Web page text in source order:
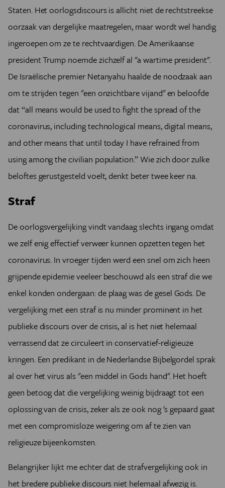
Staten. Het oorlogsdiscours is allicht niet de rechtstreekse
oorzaak van dergelijke maatregelen, maar wordt wel handig
ingeroepen om ze te rechtvaardigen. De Amerikaanse
president Trump noemde zichzelf al "a wartime president".
De Israëlische premier Netanyahu haalde de noodzaak aan
om te strijden tegen "een onzichtbare vijand" en beloofde
dat “all means would be used to fight the spread of the
coronavirus, including technological means, digital means,
and other means that until today I have refrained from
using among the civilian population.” Wie zich door zulke
beloftes gerustgesteld voelt, denkt beter twee keer na.
Straf
De oorlogsvergelijking vindt vandaag slechts ingang omdat
we zelf enig effectief verweer kunnen opzetten tegen het
coronavirus. In vroeger tijden werd een snel om zich heen
grijpende epidemie veeleer beschouwd als een straf die we
enkel konden ondergaan: de plaag was de gesel Gods. De
vergelijking met een straf is nu minder prominent in het
publieke discours over de crisis, al is het niet helemaal
verrassend dat ze circuleert in conservatief-religieuze
kringen. Een predikant in de Nederlandse Bijbelgordel sprak
al over het virus als "een middel in Gods hand". Het hoeft
geen betoog dat die vergelijking weinig bijdraagt tot een
oplossing van de crisis, zeker als ze ook nog 's gepaard gaat
met een compromisloze weigering om af te zien van
religieuze bijeenkomsten.
Belangrijker lijkt me echter dat de strafvergelijking ook in
het bredere publieke discours niet helemaal afwezig is.